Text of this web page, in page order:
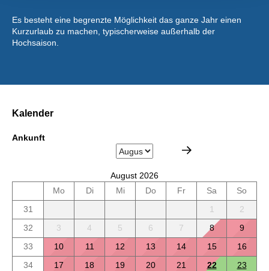
Es besteht eine begrenzte Möglichkeit das ganze Jahr einen
Kurzurlaub zu machen, typischerweise außerhalb der
Hochsaison.
Kalender
Ankunft
August 2026
Mo
Di Mi Do Fr Sa
So
31
1
2
32
3 4 5 6 7 8
9
33
10 11 12 13 14 15
16
34
17 18 19 20 21 22
23